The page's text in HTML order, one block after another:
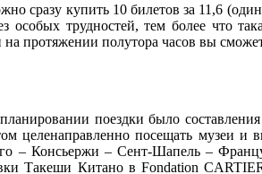
сразу купить 10 билетов за 11,6
особых трудностей, тем более что
протяжении полутора часов вы
поездки было
целенаправленно посещать музеи
– Консьержи – Сент-Шапель –
Такеши Китано в Fondation